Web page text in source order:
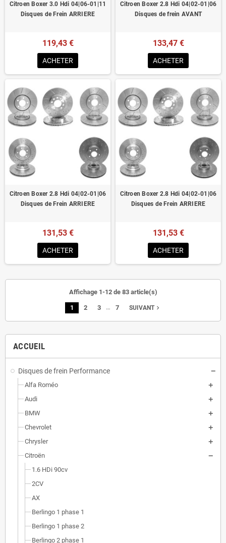
ACCUEIL
Disques de frein Performance
Alfa Roméo
Audi
BMW
Chevrolet
Chrysler
Citroën
1.6 HDi 90cv
2CV
AX
Berlingo 1 phase 1
Berlingo 1 phase 2
Berlingo 2 phase 1
Citroen Boxer 3.0 Hdi 04|06-01|11
Disques de Frein ARRIERE
119,43 €
ACHETER
Citroen Boxer 2.8 Hdi 04|02-01|06
Disques de frein AVANT
133,47 €
ACHETER
Citroen Boxer 2.8 Hdi 04|02-01|06
Disques de Frein ARRIERE
131,53 €
ACHETER
Citroen Boxer 2.8 Hdi 04|02-01|06
Disques de Frein ARRIERE
131,53 €
ACHETER
Affichage 1-12 de 83 article(s)
1 2 3 … 7 SUIVANTnavigate_next